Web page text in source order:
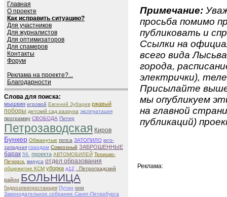
Главная
О проекте
Как исправить ситуацию?
Для участников
Для журналистов
Для оптимизаторов
Для спамеров
Контакты
Форум
Реклама на проекте?...
Благодарности
Слова для поиска:
мышкин игровой Евгений Зубарев ржавый
поборы детский сад разруха эксплуатация
программу СВОБОДА Питер
Петрозаводская Киров
Бункер Обманутые попса ЗАТОПИЛО юго-
западная городом Совхозный ЗАБРОШЕННЫЕ
барак 56. проекта АВТОМОБИЛЕЙ Троицко-
Печорск. вируса отдел образования
общежитие КСМ уборка д12
. Петроградский
район БОЛЬНИЦА
Гидроэлектростанция Путин они
Законодательное собрание Санкт-Петербурга
Примечание:
просьба помимо
публиковать и
Ссылки на
всего вида
города,
электрички),
Присылайте
мы опубликуем
на главной
публикаций)
Реклама: